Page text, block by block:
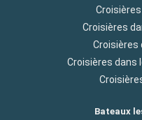
Croisières
Croisières
Croisières dans
Bateaux